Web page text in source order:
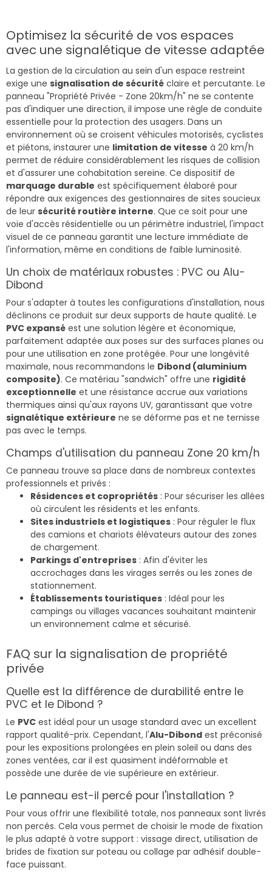
Optimisez la sécurité de vos espaces
avec une signalétique de vitesse adaptée
La gestion de la circulation au sein d'un espace restreint
exige une signalisation de sécurité claire et percutante. Le
panneau "Propriété Privée - Zone 20km/h" ne se contente
pas d'indiquer une direction, il impose une règle de conduite
essentielle pour la protection des usagers. Dans un
environnement où se croisent véhicules motorisés, cyclistes
et piétons, instaurer une limitation de vitesse à 20 km/h
permet de réduire considérablement les risques de collision
et d'assurer une cohabitation sereine. Ce dispositif de
marquage durable est spécifiquement élaboré pour
répondre aux exigences des gestionnaires de sites soucieux
de leur sécurité routière interne. Que ce soit pour une
voie d'accès résidentielle ou un périmètre industriel, l'impact
visuel de ce panneau garantit une lecture immédiate de
l'information, même en conditions de faible luminosité.
Un choix de matériaux robustes : PVC ou Alu-
Dibond
Pour s'adapter à toutes les configurations d'installation, nous
déclinons ce produit sur deux supports de haute qualité. Le
PVC expansé est une solution légère et économique,
parfaitement adaptée aux poses sur des surfaces planes ou
pour une utilisation en zone protégée. Pour une longévité
maximale, nous recommandons le Dibond (aluminium
composite). Ce matériau "sandwich" offre une rigidité
exceptionnelle et une résistance accrue aux variations
thermiques ainsi qu'aux rayons UV, garantissant que votre
signalétique extérieure ne se déforme pas et ne ternisse
pas avec le temps.
Champs d'utilisation du panneau Zone 20 km/h
Ce panneau trouve sa place dans de nombreux contextes
professionnels et privés :
Résidences et copropriétés : Pour sécuriser les allées
où circulent les résidents et les enfants.
Sites industriels et logistiques : Pour réguler le flux
des camions et chariots élévateurs autour des zones
de chargement.
Parkings d'entreprises : Afin d'éviter les
accrochages dans les virages serrés ou les zones de
stationnement.
Établissements touristiques : Idéal pour les
campings ou villages vacances souhaitant maintenir
un environnement calme et sécurisé.
FAQ sur la signalisation de propriété
privée
Quelle est la différence de durabilité entre le
PVC et le Dibond ?
Le PVC est idéal pour un usage standard avec un excellent
rapport qualité-prix. Cependant, l'Alu-Dibond est préconisé
pour les expositions prolongées en plein soleil ou dans des
zones ventées, car il est quasiment indéformable et
possède une durée de vie supérieure en extérieur.
Le panneau est-il percé pour l'installation ?
Pour vous offrir une flexibilité totale, nos panneaux sont livrés
non percés. Cela vous permet de choisir le mode de fixation
le plus adapté à votre support : vissage direct, utilisation de
brides de fixation sur poteau ou collage par adhésif double-
face puissant.